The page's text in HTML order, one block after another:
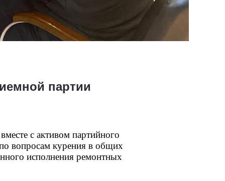
партии
с активом партийного
вопросам курения в общих
исполнения ремонтных